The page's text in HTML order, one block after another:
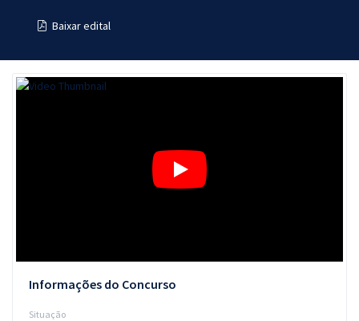
MentoriasBaixar edital
Informações do Concurso
Situação